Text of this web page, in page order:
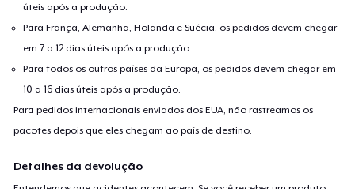
úteis após a produção.
Para França, Alemanha, Holanda e Suécia, os pedidos devem chegar
em 7 a 12 dias úteis após a produção.
Para todos os outros países da Europa, os pedidos devem chegar em
10 a 16 dias úteis após a produção.
Para pedidos internacionais enviados dos EUA, não rastreamos os
pacotes depois que eles chegam ao país de destino.
Detalhes da devolução